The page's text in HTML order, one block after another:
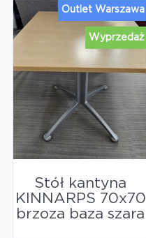
Wyprzedaż
Outlet Warszawa
Stół kantyna
KINNARPS 70x70
brzoza baza szara